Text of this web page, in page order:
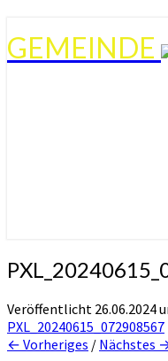
GEMEINDE
Veröffentlicht 26.06.2024
PXL_20240615_072908567
← Vorheriges / Nächstes